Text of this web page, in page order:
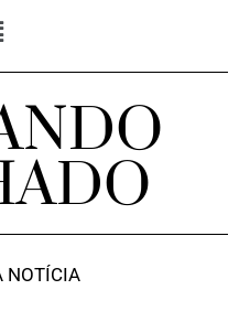
NOTÍCIA